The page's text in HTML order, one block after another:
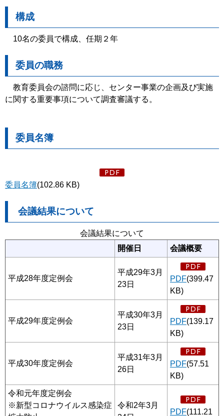
構成
10名の委員で構成、任期２年
委員の職務
教育委員会の諮問に応じ、センター事業の企画及び実施
に関する重要事項について調査審議する。
委員名簿
委員名簿(102.86 KB)
会議結果について
会議結果について
開催日
会議概要
平成28年度定例会
平成29年3月
23日
PDF(399.47
KB)
平成29年度定例会
平成30年3月
23日
PDF(139.17
KB)
平成30年度定例会
平成31年3月
26日
PDF(57.51
KB)
令和元年度定例会
※新型コロナウイルス感染症
令和2年3月
PDF(111.21